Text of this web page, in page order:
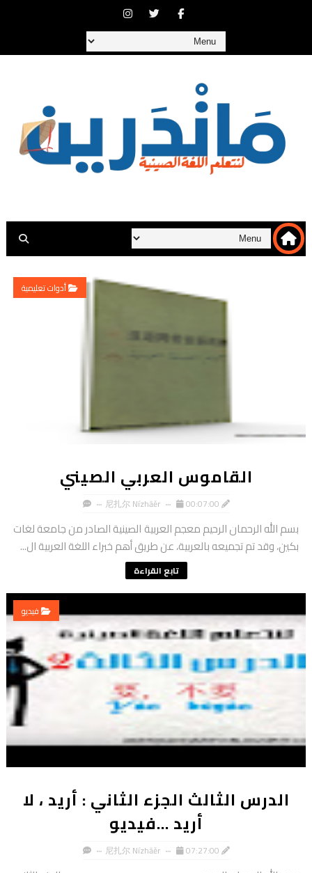
أدوات تعليمية
القاموس العربي الصيني
尼扎尔 Nízhāěr 00:07:00
بسم الله الرحمان الرحيم معجم العربية الصينية الصادر من جامعة لغات
بكين، وقد تم تجميعه بالعربية، عن طريق أهم خبراء اللغة العربية ال...
تابع القراءة
فيديو
الدرس الثالث الجزء الثاني : أريد ، لا
أريد ...فيديو
尼扎尔 Nízhāěr 07:27:00